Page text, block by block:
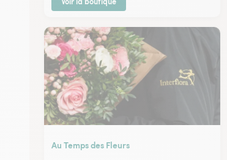
Au Temps des Fleurs